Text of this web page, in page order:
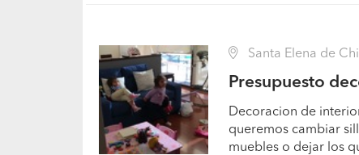
Santa Elena de
Presupuesto
Decoracion de
queremos cambiar
muebles o dejar los